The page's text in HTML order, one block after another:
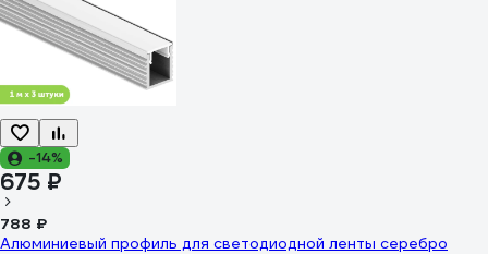
-14%
675 ₽
788 ₽
Алюминиевый профиль для светодиодной ленты серебро